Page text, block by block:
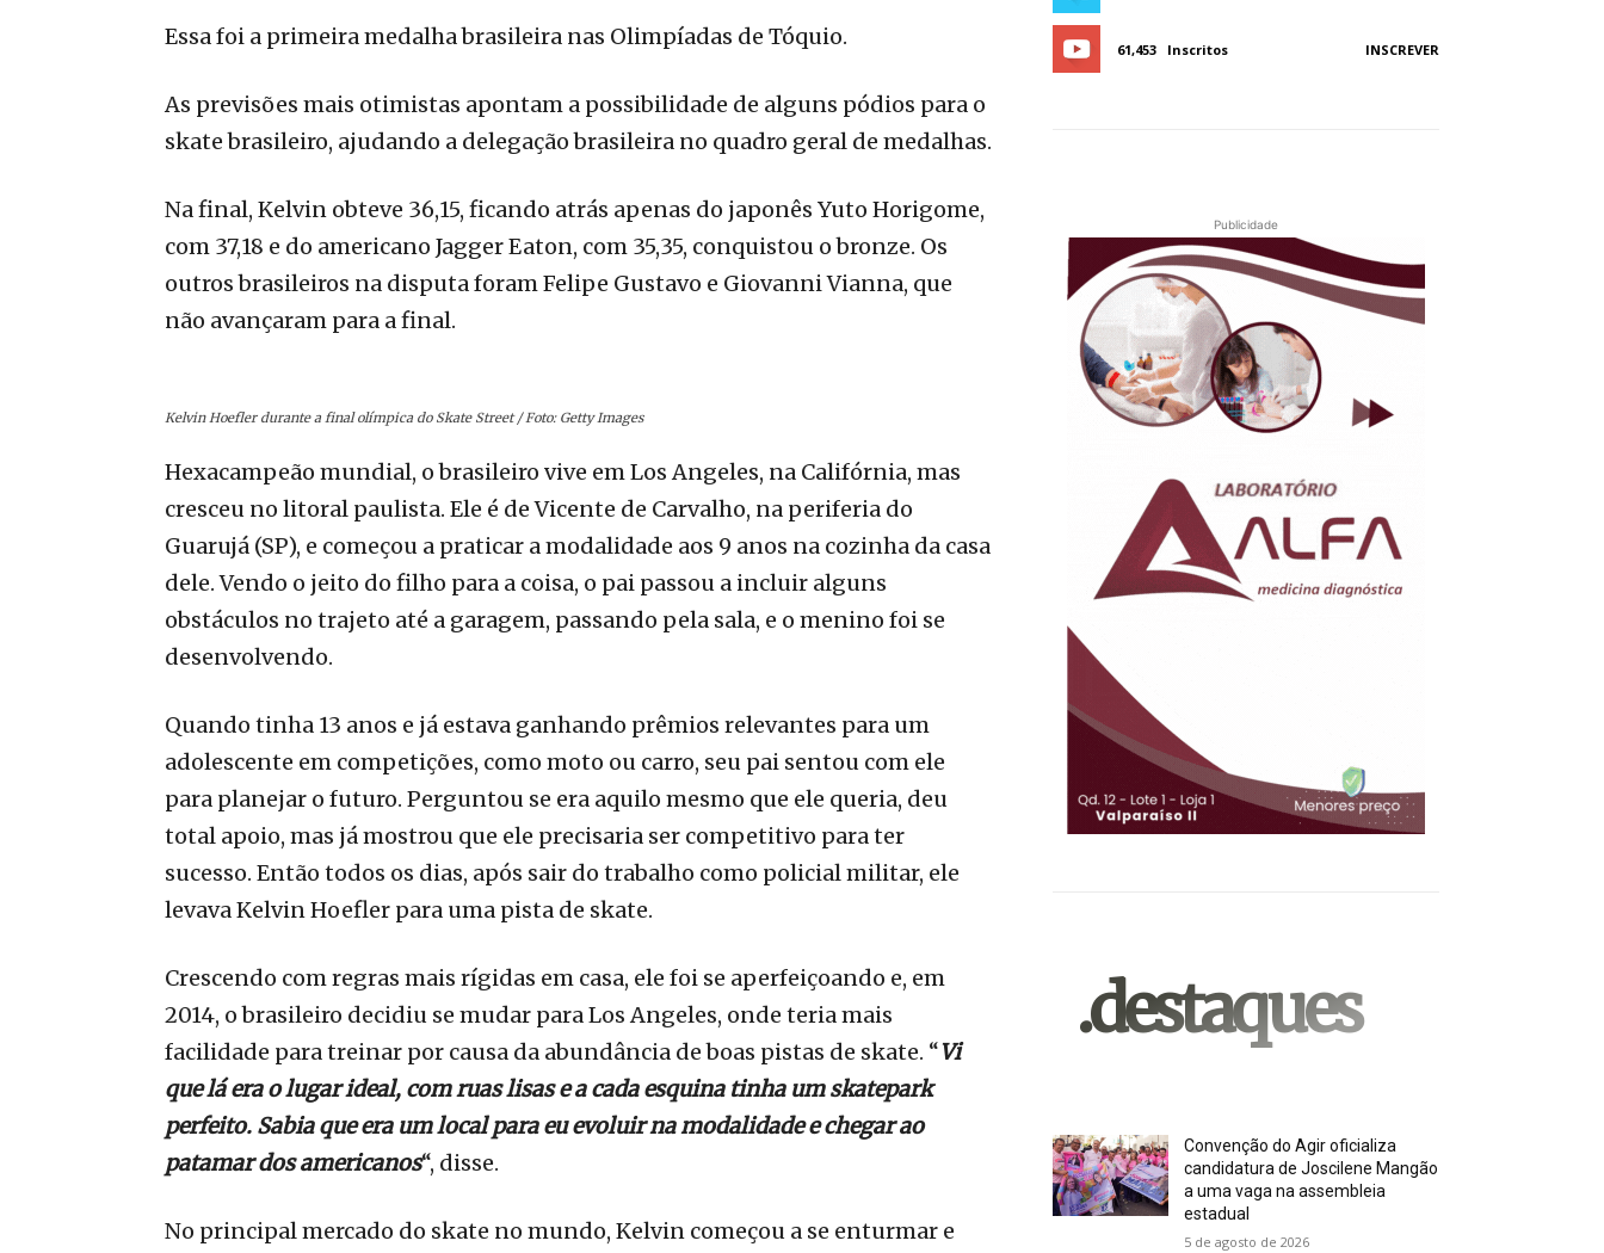
Essa foi a primeira medalha brasileira nas Olimpíadas de Tóquio.
As previsões mais otimistas apontam a possibilidade de alguns pódios para o
skate brasileiro, ajudando a delegação brasileira no quadro geral de medalhas.
Na final, Kelvin obteve 36,15, ficando atrás apenas do japonês Yuto Horigome,
com 37,18 e do americano Jagger Eaton, com 35,35, conquistou o bronze. Os
outros brasileiros na disputa foram Felipe Gustavo e Giovanni Vianna, que
não avançaram para a final.
Kelvin Hoefler durante a final olímpica do Skate Street / Foto: Getty Images
Hexacampeão mundial, o brasileiro vive em Los Angeles, na Califórnia, mas
cresceu no litoral paulista. Ele é de Vicente de Carvalho, na periferia do
Guarujá (SP), e começou a praticar a modalidade aos 9 anos na cozinha da casa
dele. Vendo o jeito do filho para a coisa, o pai passou a incluir alguns
obstáculos no trajeto até a garagem, passando pela sala, e o menino foi se
desenvolvendo.
Quando tinha 13 anos e já estava ganhando prêmios relevantes para um
adolescente em competições, como moto ou carro, seu pai sentou com ele
para planejar o futuro. Perguntou se era aquilo mesmo que ele queria, deu
total apoio, mas já mostrou que ele precisaria ser competitivo para ter
sucesso. Então todos os dias, após sair do trabalho como policial militar, ele
levava Kelvin Hoefler para uma pista de skate.
Crescendo com regras mais rígidas em casa, ele foi se aperfeiçoando e, em
2014, o brasileiro decidiu se mudar para Los Angeles, onde teria mais
facilidade para treinar por causa da abundância de boas pistas de skate. “Vi
que lá era o lugar ideal, com ruas lisas e a cada esquina tinha um skatepark
perfeito. Sabia que era um local para eu evoluir na modalidade e chegar ao
patamar dos americanos“, disse.
No principal mercado do skate no mundo, Kelvin começou a se enturmar e
61,453 Inscritos INSCREVER
Publicidade
.destaques
Convenção do Agir oficializa
candidatura de Joscilene Mangão
a uma vaga na assembleia
estadual
5 de agosto de 2026